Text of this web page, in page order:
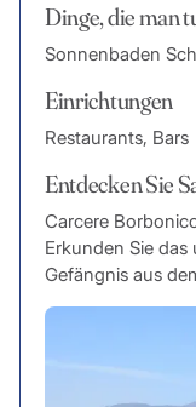
Dinge, die man
Sonnenbaden
Einrichtungen
Restaurants, Bars
Entdecken Sie
Carcere
Erkunden Sie
Gefängnis aus